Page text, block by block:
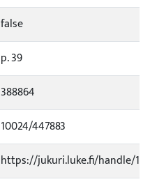
false
p. 39
388864
10024/447883
https://jukuri.luke.fi/handle/